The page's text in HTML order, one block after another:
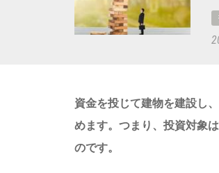
資金を投じて建物を建設し
めます。つまり、投資対象
のです。